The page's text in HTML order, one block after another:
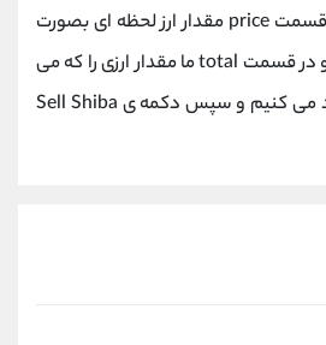
MARKET را میزنید. در قسمت price مقدار ارز لحظه ای بصورت
اتوماتیک وارد می شود و در قسمت total ما مقدار ارزی را که می
خواهیم بفروشیم را وارد می کنیم و سپس دکمه ی Sell Shiba